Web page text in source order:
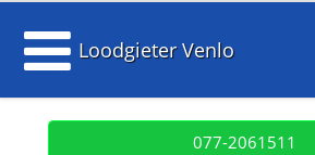
Loodgieter Venlo
077-2061511